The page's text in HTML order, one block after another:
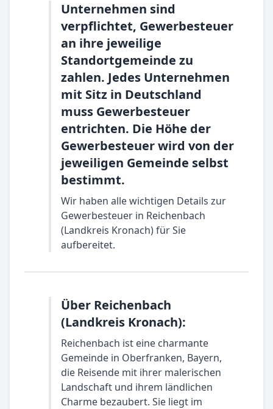
Unternehmen sind
verpflichtet, Gewerbesteuer
an ihre jeweilige
Standortgemeinde zu
zahlen. Jedes Unternehmen
mit Sitz in Deutschland
muss Gewerbesteuer
entrichten. Die Höhe der
Gewerbesteuer wird von der
jeweiligen Gemeinde selbst
bestimmt.
Wir haben alle wichtigen Details zur
Gewerbesteuer in Reichenbach
(Landkreis Kronach) für Sie
aufbereitet.
Über Reichenbach
(Landkreis Kronach):
Reichenbach ist eine charmante
Gemeinde in Oberfranken, Bayern,
die Reisende mit ihrer malerischen
Landschaft und ihrem ländlichen
Charme bezaubert. Sie liegt im